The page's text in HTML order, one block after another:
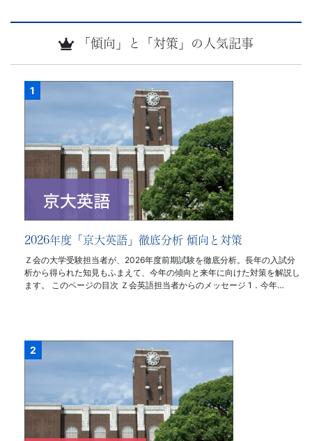
「傾向」と「対策」の人気記事
2026年度「京大英語」徹底分析 傾向と対策
Ｚ会の大学受験担当者が、2026年度前期試験を徹底分析。長年の入試分
析から得られた知見もふまえて、今年の傾向と来年に向けた対策を解説し
ます。 このページの目次 Ｚ会英語担当者からのメッセージ 1．今年…